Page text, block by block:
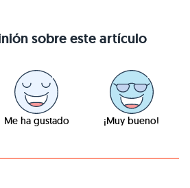
sobre este artículo
Me ha gustado ¡Muy bueno!